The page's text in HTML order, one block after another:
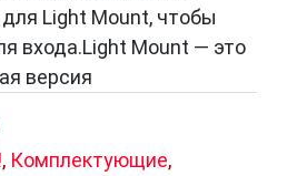
в Современном Мире
используются
компьютеров до
Light Mount, чтобы
входа.Light Mount — это
версия
, Комплектующие,